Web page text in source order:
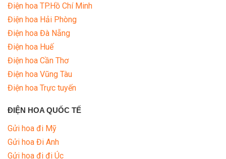
Điện hoa TP.Hồ Chí Minh
Điện hoa Hải Phòng
Điện hoa Đà Nẵng
Điện hoa Huế
Điện hoa Cần Thơ
Điện hoa Vũng Tàu
Điện hoa Trực tuyến
ĐIỆN HOA QUỐC TẾ
Gửi hoa đi Mỹ
Gửi hoa Đi Anh
Gửi hoa đi đi Úc